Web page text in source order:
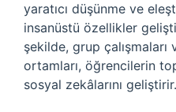
yaratıcı düşünme ve
insanüstü özellikler
şekilde, grup
ortamları, öğrencilerin
sosyal zekâlarını geliştirir.